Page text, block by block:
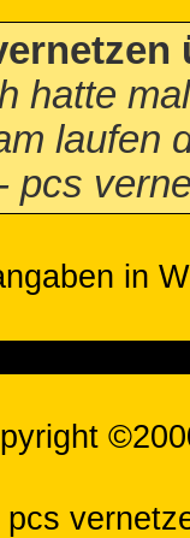
hatte
laufen
pcs
in